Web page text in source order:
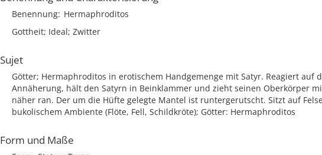
Benennung Hermaphroditos
Gottheit; Ideal; Zwitter
Sujet
Götter; Hermaphroditos in erotischem Handgemenge mit Satyr. Reagiert auf
Annäherung, hält den Satyrn in Beinklammer und zieht seinen Oberkörper
näher ran. Der um die Hüfte gelegte Mantel ist runtergerutscht. Sitzt auf
bukolischem Ambiente (Flöte, Fell, Schildkröte); Götter: Hermaphroditos
Form und Maße